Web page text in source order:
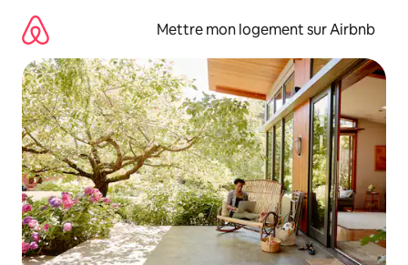
directement
contenu
Mettre mon logement sur Airbnb